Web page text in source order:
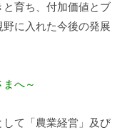
育ち、付加価値とブ
に入れた今後の発展
へ～
て「農業経営」及び